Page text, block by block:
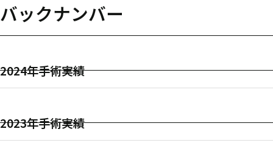
バックナンバー
2024年手術実績
2023年手術実績